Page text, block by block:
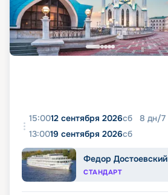
15:0012 сентября 2026сб 8 дн/7
13:0019 сентября 2026сб
Федор Достоевский
СТАНДАРТ